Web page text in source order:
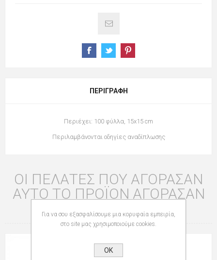
ΠΕΡΙΓΡΑΦΉ
Περιέχει: 100 φύλλα, 15x15 cm
Περιλαμβάνονται οδηγίες αναδίπλωσης
ΟΙ ΠΕΛΆΤΕΣ ΠΟΥ ΑΓΌΡΑΣΑΝ
ΑΥΤΌ ΤΟ ΠΡΟΪΌΝ ΑΓΌΡΑΣΑΝ
ΕΠΊΣΗΣ
Για να σου εξασφαλίσουμε μια κορυφαία εμπειρία,
στο site μας χρησιμοποιούμε cookies.
OK